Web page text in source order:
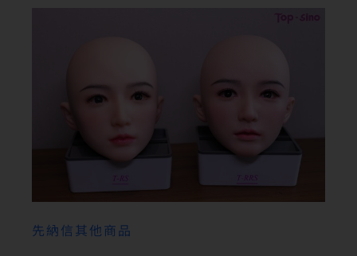
先納信其他商品